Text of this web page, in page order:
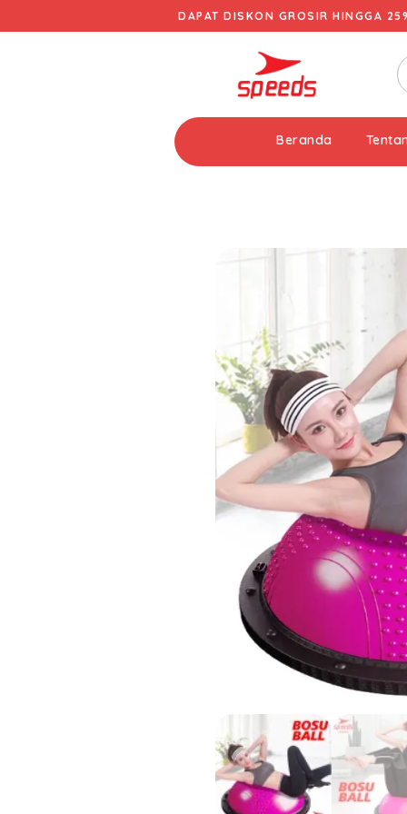
DAPAT DISKON GROSIR HINGGA
Beranda